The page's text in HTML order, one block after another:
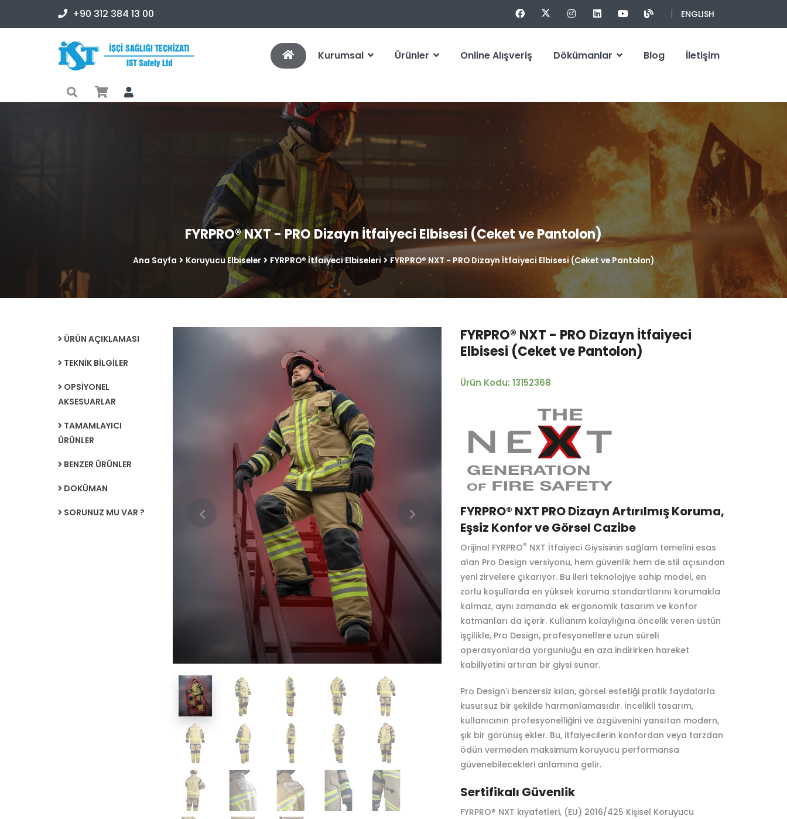
+90 312 384 13 00 ENGLISH
Kurumsal Ürünler Online Alışveriş Dökümanlar Blog İletişim
FYRPRO® NXT - PRO Dizayn İtfaiyeci Elbisesi (Ceket ve Pantolon)
Ana Sayfa Koruyucu Elbiseler FYRPRO® İtfaiyeci Elbiseleri FYRPRO® NXT - PRO Dizayn İtfaiyeci Elbisesi (Ceket ve Pantolon)
ÜRÜN AÇIKLAMASI
TEKNİK BİLGİLER
OPSİYONEL
AKSESUARLAR
TAMAMLAYICI
ÜRÜNLER
BENZER ÜRÜNLER
DOKÜMAN
SORUNUZ MU VAR ?
FYRPRO® NXT - PRO Dizayn İtfaiyeci
Elbisesi (Ceket ve Pantolon)
Ürün Kodu: 13152368
FYRPRO® NXT PRO Dizayn Artırılmış Koruma,
Eşsiz Konfor ve Görsel Cazibe
Orijinal FYRPRO® NXT İtfaiyeci Giysisinin sağlam temelini esas
alan Pro Design versiyonu, hem güvenlik hem de stil açısından
yeni zirvelere çıkarıyor. Bu ileri teknolojiye sahip model, en
zorlu koşullarda en yüksek koruma standartlarını korumakla
kalmaz, aynı zamanda ek ergonomik tasarım ve konfor
katmanları da içerir. Kullanım kolaylığına öncelik veren üstün
işçilikle, Pro Design, profesyonellere uzun süreli
operasyonlarda yorgunluğu en aza indirirken hareket
kabiliyetini artıran bir giysi sunar.
Pro Design'ı benzersiz kılan, görsel estetiği pratik faydalarla
kusursuz bir şekilde harmanlamasıdır. İncelikli tasarım,
kullanıcının profesyonelliğini ve özgüvenini yansıtan modern,
şık bir görünüş ekler. Bu, itfaiyecilerin konfordan veya tarzdan
ödün vermeden maksimum koruyucu performansa
güvenebilecekleri anlamına gelir.
Sertifikalı Güvenlik
FYRPRO® NXT kıyafetleri, (EU) 2016/425 Kişisel Koruyucu